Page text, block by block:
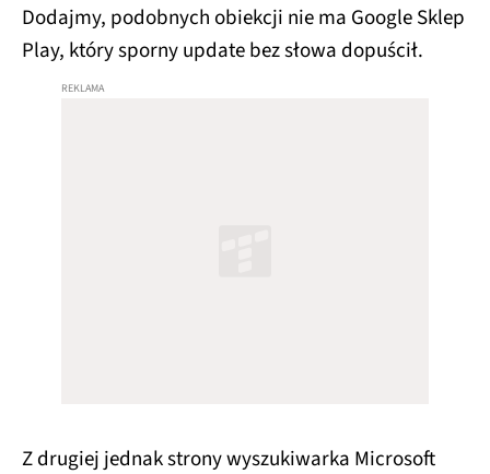
Dodajmy, podobnych obiekcji nie ma Google Sklep
Play, który sporny update bez słowa dopuścił.
Z drugiej jednak strony wyszukiwarka Microsoft